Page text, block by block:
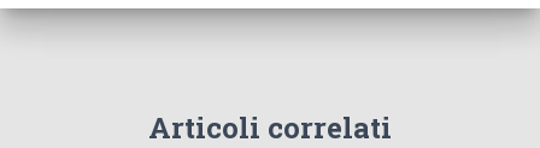
Articoli correlati